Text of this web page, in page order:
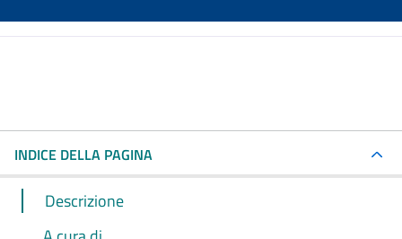
INDICE DELLA PAGINA
Descrizione